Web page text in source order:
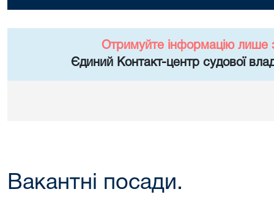
Отримуйте інформацію лише
Єдиний Контакт-центр судової
Вакантні посади.